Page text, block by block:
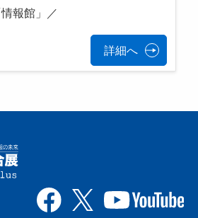
報館」／
詳細へ